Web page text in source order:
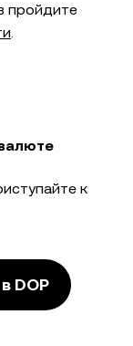
пройдите
.
к
DOP